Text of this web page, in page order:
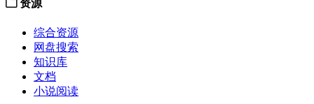
资源
综合资源
网盘搜索
知识库
文档
小说阅读